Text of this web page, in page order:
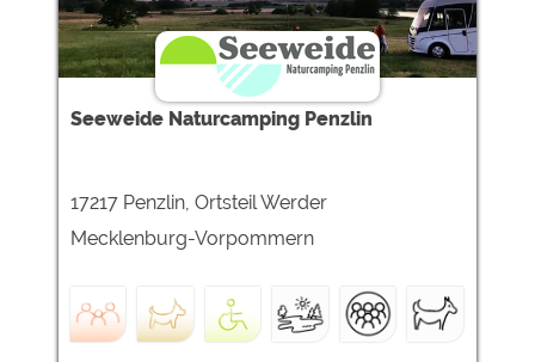
Seeweide Naturcamping Penzlin
17217 Penzlin, Ortsteil Werder
Mecklenburg-Vorpommern